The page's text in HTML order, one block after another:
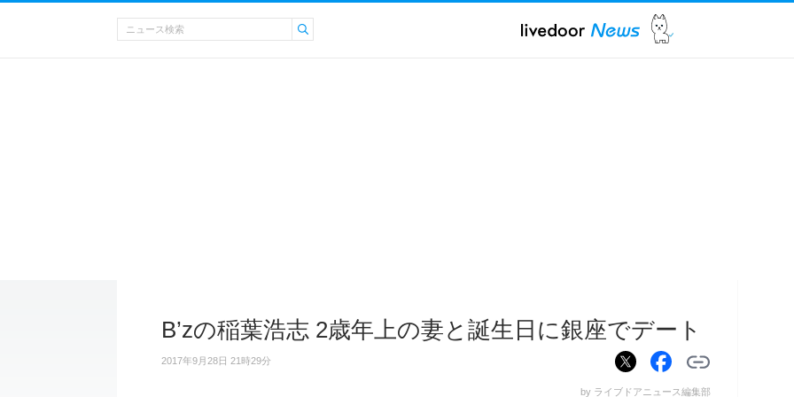
B’zの稲葉浩志 2歳年上の妻と誕生日に銀座でデート
2017年9月28日 21時29分
by ライブドアニュース編集部